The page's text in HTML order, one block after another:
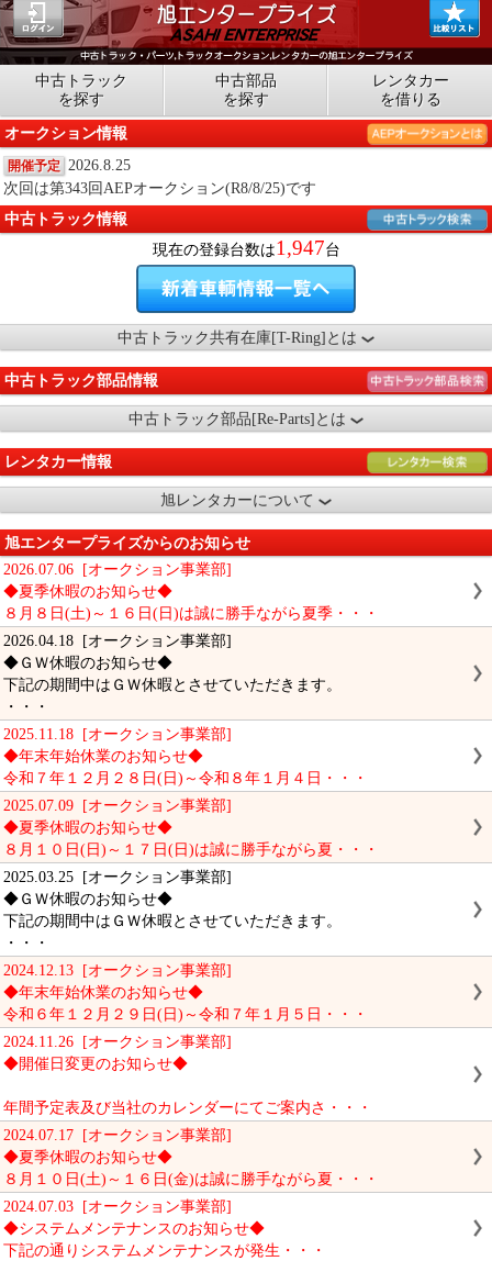
中古トラック
を探す
中古部品
を探す
レンタカー
を借りる
オークション情報
開催予定
2026.8.25
次回は第343回AEPオークション(R8/8/25)です
中古トラック情報
現在の登録台数は1,947台
中古トラック共有在庫[T-Ring]とは
中古トラック部品情報
中古トラック部品[Re-Parts]とは
レンタカー情報
旭レンタカーについて
旭エンタープライズからのお知らせ
2026.07.06 [オークション事業部]
◆夏季休暇のお知らせ◆
８月８日(土)～１６日(日)は誠に勝手ながら夏季・・・
2026.04.18 [オークション事業部]
◆ＧＷ休暇のお知らせ◆
下記の期間中はＧＷ休暇とさせていただきます。
・・・
2025.11.18 [オークション事業部]
◆年末年始休業のお知らせ◆
令和７年１２月２８日(日)～令和８年１月４日・・・
2025.07.09 [オークション事業部]
◆夏季休暇のお知らせ◆
８月１０日(日)～１７日(日)は誠に勝手ながら夏・・・
2025.03.25 [オークション事業部]
◆ＧＷ休暇のお知らせ◆
下記の期間中はＧＷ休暇とさせていただきます。
・・・
2024.12.13 [オークション事業部]
◆年末年始休業のお知らせ◆
令和６年１２月２９日(日)～令和７年１月５日・・・
2024.11.26 [オークション事業部]
◆開催日変更のお知らせ◆
年間予定表及び当社のカレンダーにてご案内さ・・・
2024.07.17 [オークション事業部]
◆夏季休暇のお知らせ◆
８月１０日(土)～１６日(金)は誠に勝手ながら夏・・・
2024.07.03 [オークション事業部]
◆システムメンテナンスのお知らせ◆
下記の通りシステムメンテナンスが発生・・・